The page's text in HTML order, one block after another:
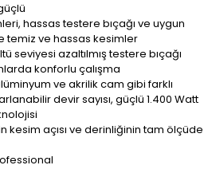
hassas testere bıçağı ve uygun
temiz ve hassas kesimler
seviyesi azaltılmış testere bıçağı
konforlu çalışma
ve akrilik cam gibi farklı
devir sayısı, güçlü 1.400 Watt
kesim açısı ve derinliğinin tam ölçüde